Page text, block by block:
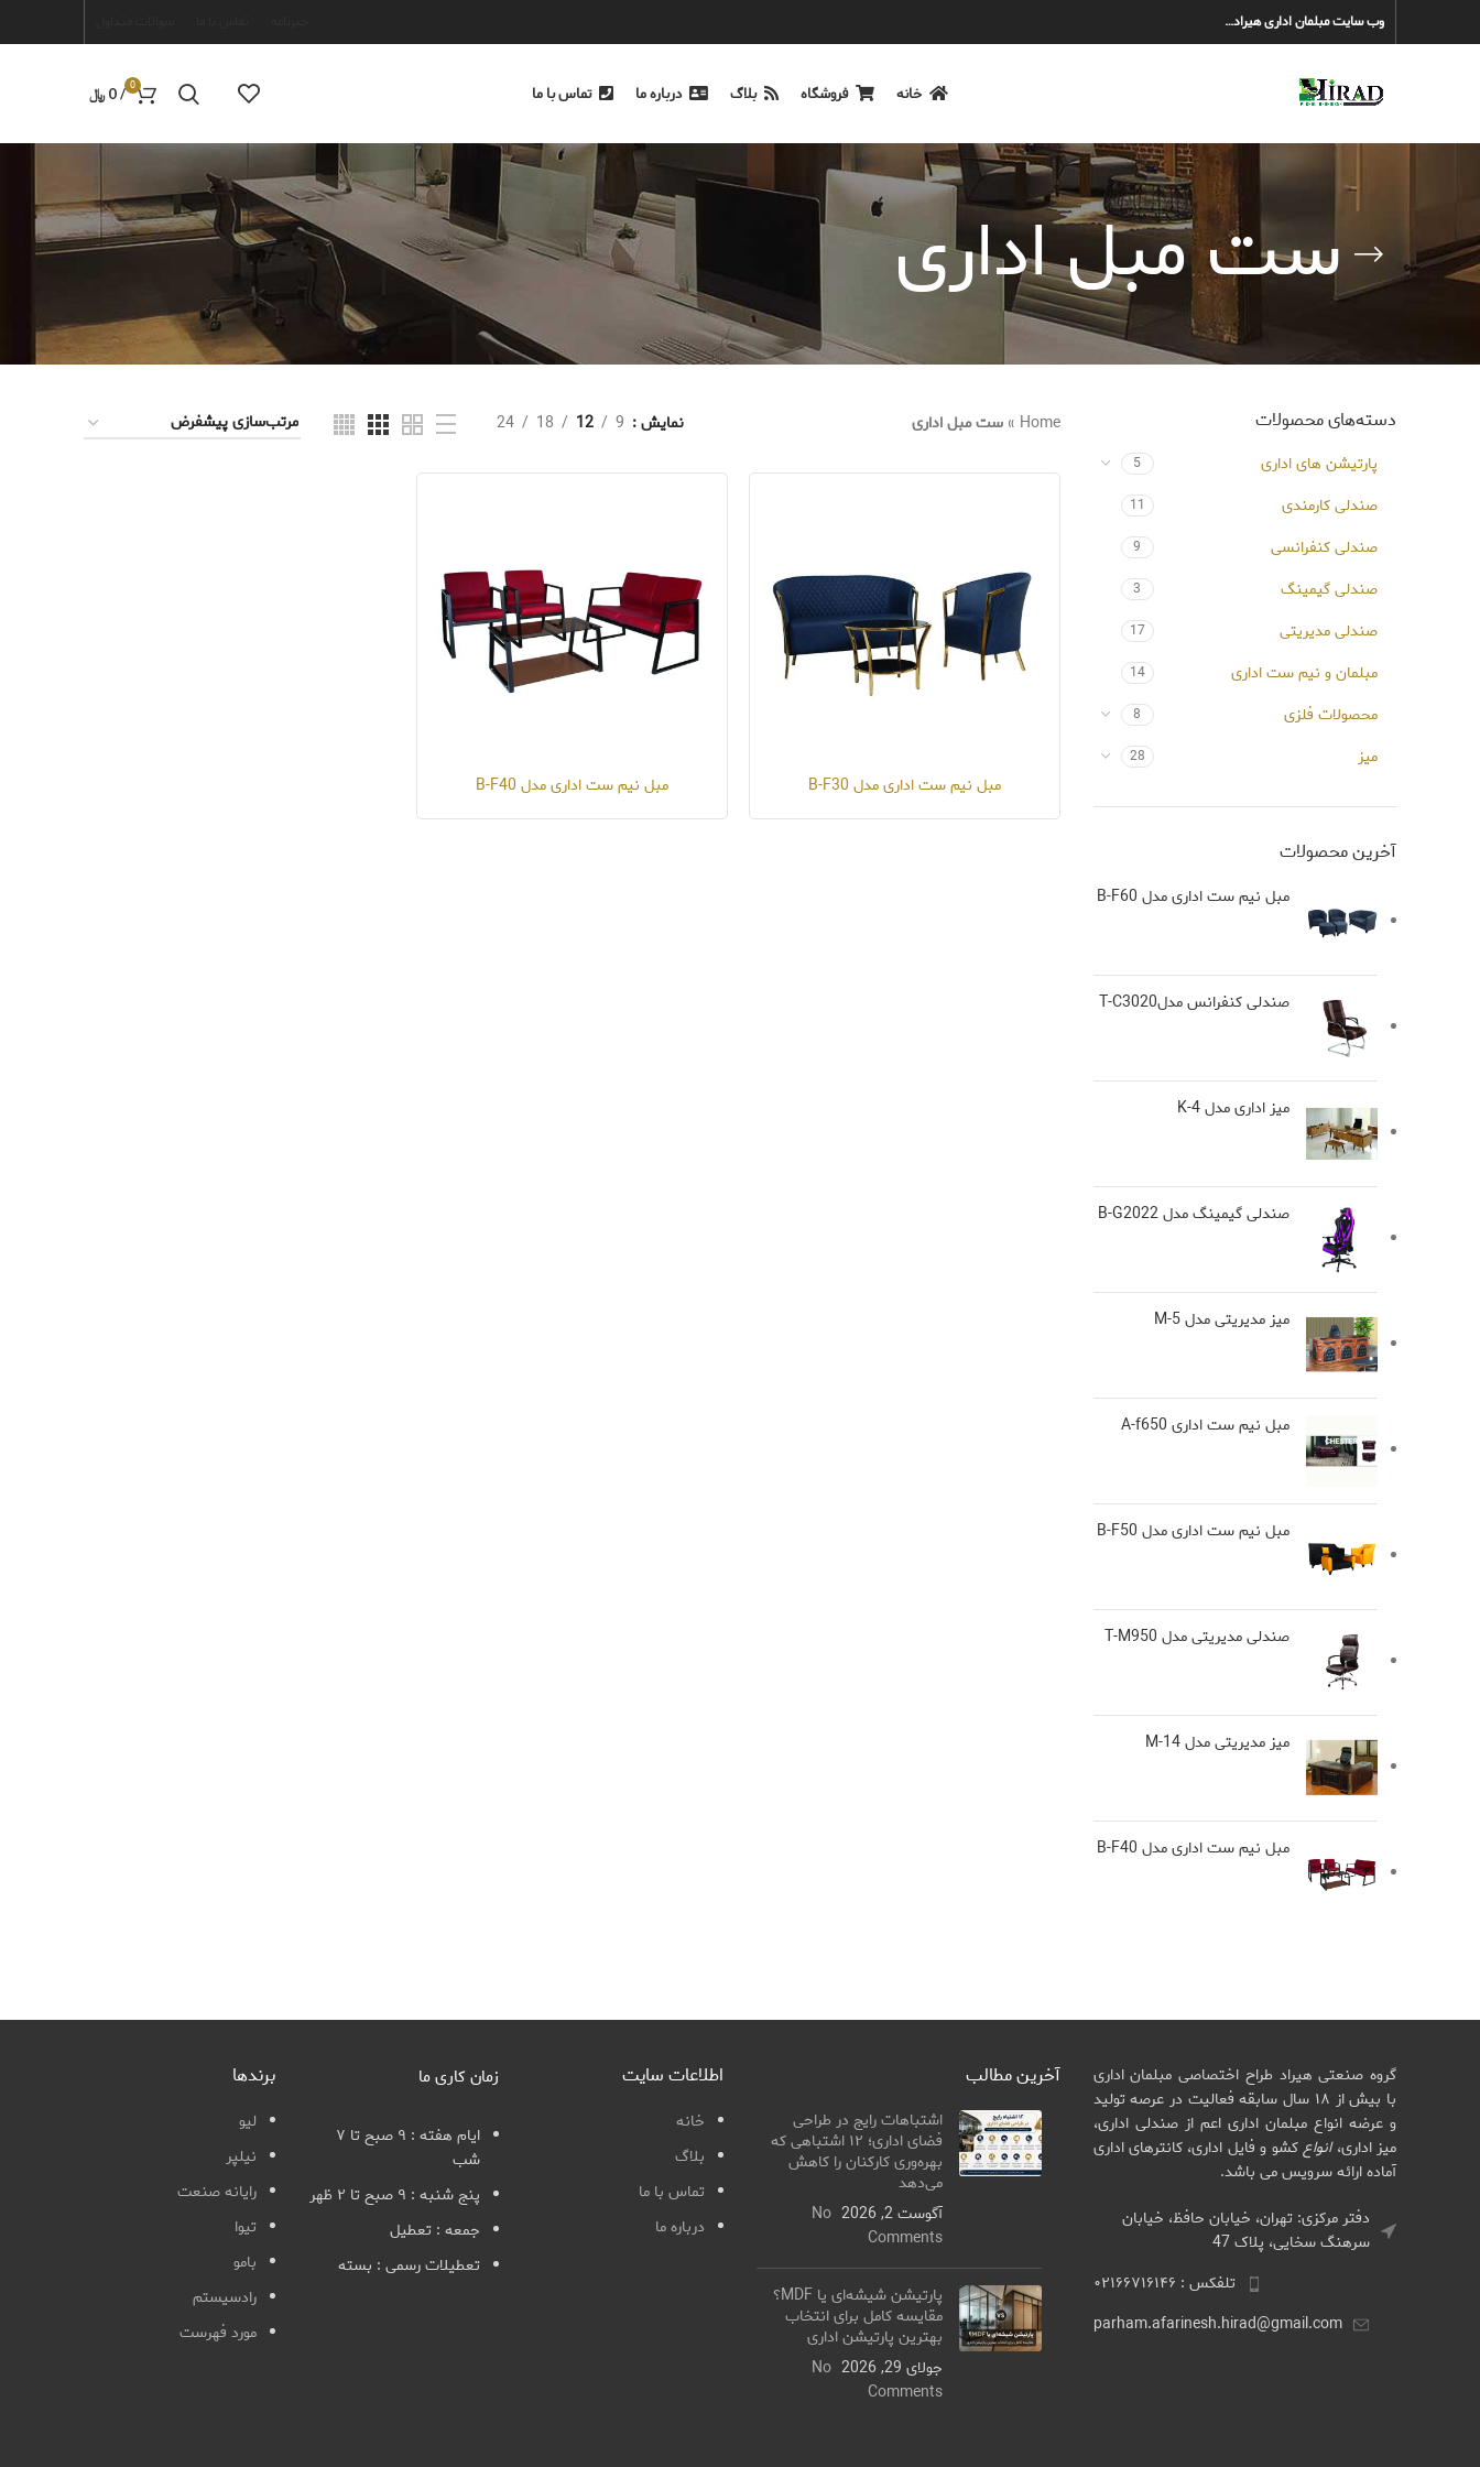
وب سایت مبلمان اداری هیراد…
خانه فروشگاه بلاگ درباره ما تماس با ما 0
/
0 ﷼
ست مبل اداری
دسته‌های محصولات
پارتیشن های اداری 5
صندلی کارمندی 11
صندلی کنفرانسی 9
صندلی گیمینگ 3
صندلی مدیریتی 17
مبلمان و نیم ست اداری 14
محصولات فلزی 8
میز 28
آخرین محصولات
مبل نیم ست اداری مدل B-F60
صندلی کنفرانس مدلT-C3020
میز اداری مدل K-4
صندلی گیمینگ مدل B-G2022
میز مدیریتی مدل M-5
مبل نیم ست اداری A-f650
مبل نیم ست اداری مدل B-F50
صندلی مدیریتی مدل T-M950
میز مدیریتی مدل M-14
مبل نیم ست اداری مدل B-F40
Home
»ست مبل اداری نمایش 9
12
18
24
مبل نیم ست اداری مدل B-F30 مبل نیم ست اداری مدل B-F40
گروه صنعتی هیراد طراح اختصاصی مبلمان اداری
با بیش از ۱۸ سال سابقه فعالیت در عرصه تولید
و عرضه انواع مبلمان اداری اعم از صندلی اداری،
میز اداری،انواعکشو و فایل اداری، کانترهای اداری
آماده ارائه سرویس می باشد.
دفتر مرکزی: تهران، خیابان حافظ، خیابان
سرهنگ سخایی، پلاک 47
تلفکس : ۰۲۱۶۶۷۱۶۱۴۶
parham.afarinesh.hirad@gmail.com
آخرین مطالب
اشتباهات رایج در طراحی
فضای اداری؛ ۱۲ اشتباهی که
بهره‌وری کارکنان را کاهش
می‌دهد
آگوست 2, 2026
No
Comments
پارتیشن شیشه‌ای یا MDF؟
مقایسه کامل برای انتخاب
بهترین پارتیشن اداری
جولای 29, 2026
No
Comments
اطلاعات سایت
خانه
بلاگ
تماس با ما
درباره ما
زمان کاری ما
ایام هفته : ۹ صبح تا ۷
شب
پنج شنبه : ۹ صبح تا ۲ ظهر
جمعه : تعطیل
تعطیلات رسمی : بسته
برندها
لیو
نیلپر
رایانه صنعت
تیوا
بامو
رادسیستم
مورد فهرست